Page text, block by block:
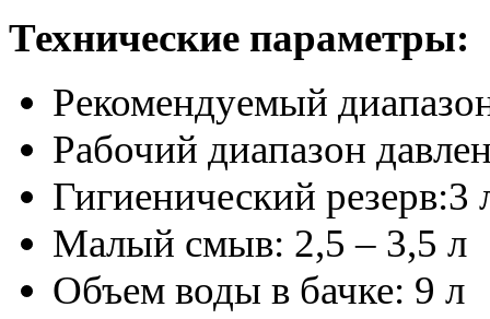
Технические параметры:
Рекомендуемый
Рабочий диапазон
Гигиенический резерв:3
Малый смыв: 2,5 – 3,5 л
Объем воды в бачке: 9 л